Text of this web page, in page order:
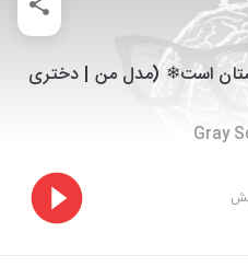
است❄ (مدل من | دختری